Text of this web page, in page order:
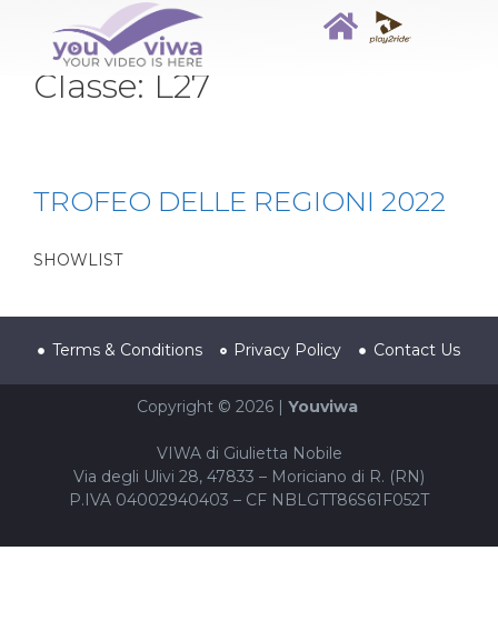
Classe: L27
TROFEO DELLE REGIONI 2022
SHOWLIST
Terms & Conditions Privacy Policy Contact Us
Copyright © 2026 | Youviwa
VIWA di Giulietta Nobile
Via degli Ulivi 28, 47833 – Moriciano di R. (RN)
P.IVA 04002940403 – CF NBLGTT86S61F052T